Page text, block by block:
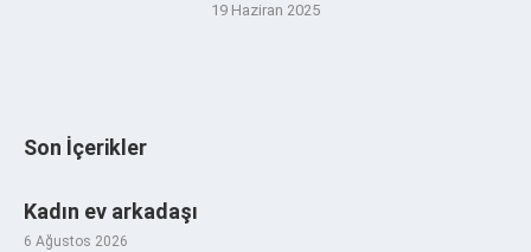
19 Haziran 2025
Son İçerikler
Kadın ev arkadaşı
6 Ağustos 2026